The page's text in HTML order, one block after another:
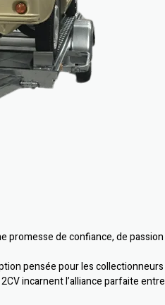
promesse de confiance, de passion
pensée pour les collectionneurs
incarnent l’alliance parfaite entre